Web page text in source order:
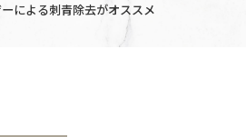
による刺青除去がオススメ